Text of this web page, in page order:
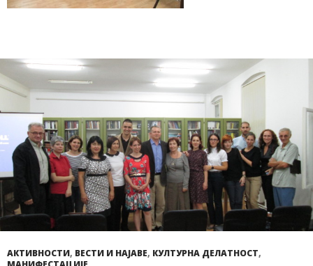
АКТИВНОСТИ, ВЕСТИ И НАЈАВЕ, КУЛТУРНА ДЕЛАТНОСТ,